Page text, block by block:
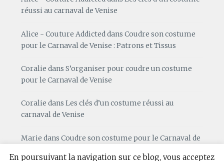
réussi au carnaval de Venise
Alice - Couture Addicted dansCoudre son costume
pour le Carnaval de Venise : Patrons et Tissus
Coralie dansS’organiser pour coudre un costume
pour le Carnaval de Venise
Coralie dansLes clés d’un costume réussi au
carnaval de Venise
Marie dansCoudre son costume pour le Carnaval de
En poursuivant la navigation sur ce blog, vous acceptez